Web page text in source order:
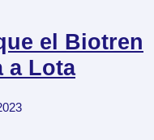
el Biotren
a Lota